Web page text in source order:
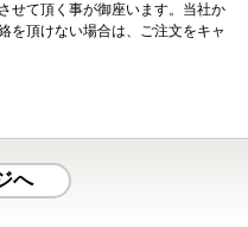
せて頂く事が御座います。当社か
を頂けない場合は、ご注文をキャ
へ